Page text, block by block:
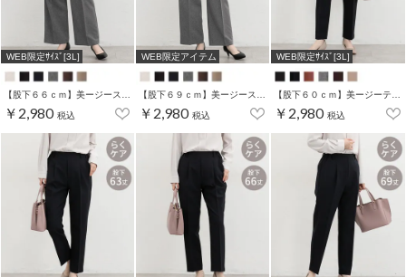
WEB限定ｻｲｽﾞ[3L]
【股下６６ｃｍ】美ージーストレート(股下63/66/69cm展開)
￥2,980 税込
WEB限定アイテム
【股下６９ｃｍ】美ージーストレート(股下63/66/69cm展開)
￥2,980 税込
WEB限定ｻｲｽﾞ[3L]
【股下６０ｃｍ】美ージーテーパード(股下60/63/66/69cm展開)
￥2,980 税込